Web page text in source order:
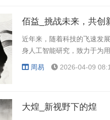
佰益_挑战未来，共创
近年来，随着科技的飞速发
身人工智能研究，致力于为
周易 2026-04-09
大煌_新视野下的煌